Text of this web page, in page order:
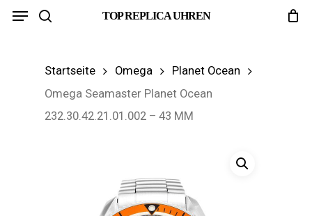
Skip
TOP REPLICA UHREN
Menu
Startseite Omega
Planet Ocean
Omega Seamaster Planet Ocean
232.30.42.21.01.002 – 43 MM